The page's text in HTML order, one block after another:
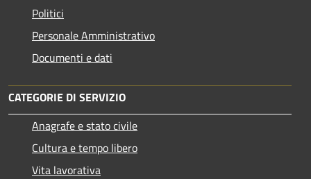
Politici
Personale Amministrativo
Documenti e dati
CATEGORIE DI SERVIZIO
Anagrafe e stato civile
Cultura e tempo libero
Vita lavorativa